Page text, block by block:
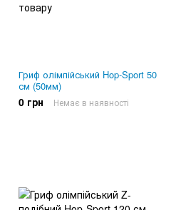
Гриф олімпійський Hop-Sport 50
см (50мм)
0 грн Немає в наявності